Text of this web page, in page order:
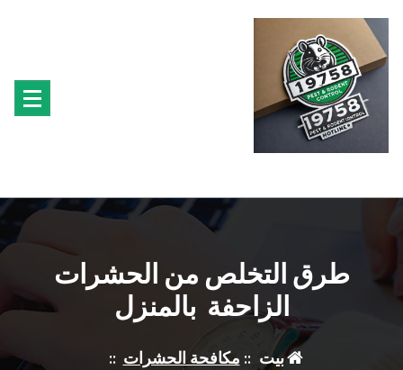
المحتوى
طرق التخلص من الحشرات
الزاحفة بالمنزل
بيت :: مكافحة الحشرات ::